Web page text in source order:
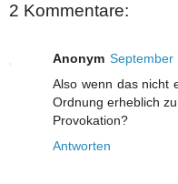
2 Kommentare:
Anonym September
Also wenn das nicht
Ordnung erheblich
Provokation?
Antworten